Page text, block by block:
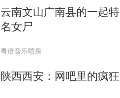
云南文山广南县的一起
名女尸
粤语音乐喷泉
陕西西安：网吧里的疯狂